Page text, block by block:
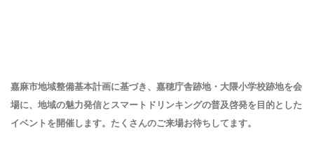
嘉麻市地域整備基本計画に基づき、嘉穂庁舎跡地・大隈小学校跡地を会
場に、地域の魅力発信とスマートドリンキングの普及啓発を目的とした
イベントを開催します。たくさんのご来場お待ちしてます。